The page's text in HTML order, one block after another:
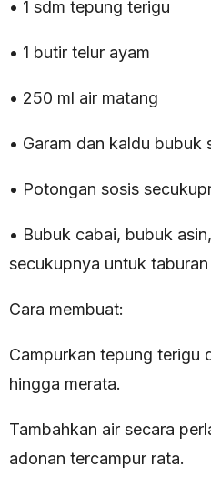
• 1 sdm tepung terigu
• 1 butir telur ayam
• 250 ml air matang
• Garam dan kaldu bubuk
• Potongan sosis
• Bubuk cabai, bubuk
secukupnya untuk taburan
Cara membuat:
Campurkan tepung terigu
hingga merata.
Tambahkan air secara
adonan tercampur rata.